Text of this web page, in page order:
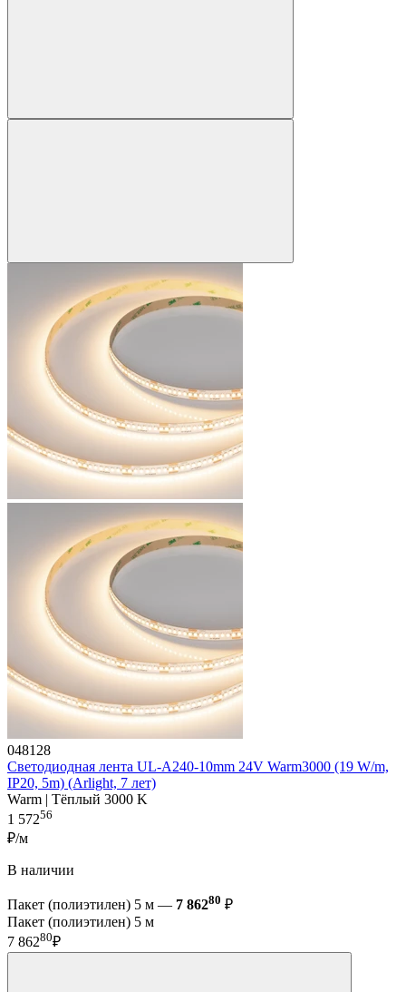
048128
Светодиодная лента UL-A240-10mm 24V Warm3000 (19 W/m,
IP20, 5m) (Arlight, 7 лет)
Warm | Тёплый 3000 K
1 57256
₽/м
В наличии
Пакет (полиэтилен) 5 м — 7 86280 ₽
Пакет (полиэтилен) 5 м
7 86280₽